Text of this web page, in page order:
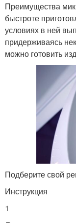
Преимущества
быстроте
условиях в ней
придерживаясь
можно готовить
Подберите свой
Инструкция
1